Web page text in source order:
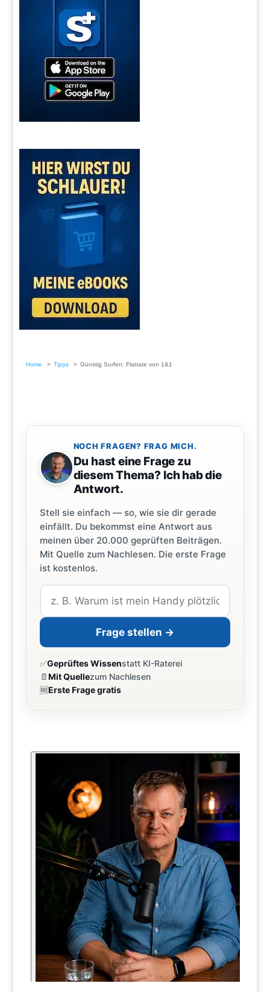
Home Tipps Günstig Surfen: Flatrate von 1&1
NOCH FRAGEN? FRAG MICH.
Du hast eine Frage zu
diesem Thema? Ich hab die
Antwort.
Stell sie einfach — so, wie sie dir gerade
einfällt. Du bekommst eine Antwort aus
meinen über 20.000 geprüften Beiträgen.
Mit Quelle zum Nachlesen. Die erste Frage
ist kostenlos.
Frage stellen →
✅Geprüftes Wissenstatt KI-Raterei
📄Mit Quellezum Nachlesen
🆓Erste Frage gratis